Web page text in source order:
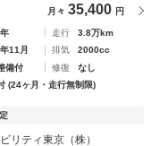
月々 35,400 円
走行
3.8万km
11月 排気
2000cc
備付 修復
なし
(24ヶ月・走行無制限)
リティ東京（株）